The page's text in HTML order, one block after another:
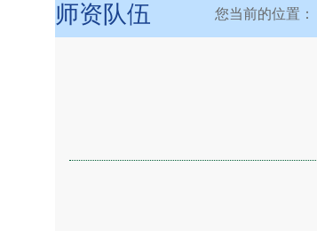
师资队伍 您当前的位置：